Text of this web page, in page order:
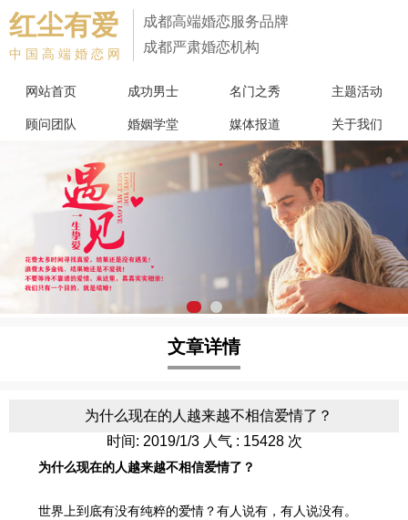
红尘有爱
中国高端婚恋网
成都高端婚恋服务品牌
成都严肃婚恋机构
网站首页 成功男士 名门之秀 主题活动
顾问团队 婚姻学堂 媒体报道 关于我们
文章详情
为什么现在的人越来越不相信爱情了？
时间: 2019/1/3 人气 : 15428 次
为什么现在的人越来越不相信爱情了？
世界上到底有没有纯粹的爱情？有人说有，有人说没有。